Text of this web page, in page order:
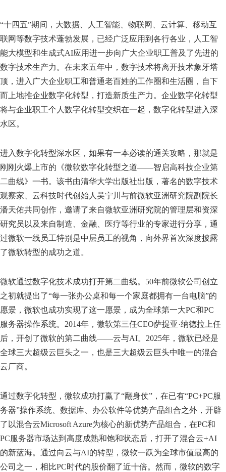
“十四五”期间，大数据、人工智能、物联网、云计算、移动互
联网等数字技术蓬勃发展，已经广泛应用到各行各业，人工智
能大模型和生成式AI应用进一步向广大企业职工普及了先进的
数字技术生产力。在未来五年中，数字技术将离开技术象牙塔
顶，进入广大企业职工和普通老百姓的工作圈和生活圈，自下
而上地推企业数字化转型，打造新质生产力。企业数字化转型
将与企业职工个人数字化转型交织在一起，数字化转型进入深
水区。
进入数字化转型深水区，如果有一本必读的通关攻略，那就是
刚刚火爆上市的《微软数字化转型之道——智启高科技企业第
二曲线》一书。该书由清华大学出版社出版，著名的数字技术
观察家、云科技时代创始人吴宁川与前微软亚洲研究院副院长
潘天佑共同创作，邀请了来自微软亚洲研究院的管理层和资深
研究员以及来自制造、金融、医疗等行业的专家进行分享，通
过微软一线员工特别是中层员工的视角，向外界首次深度披露
了微软转型的成功之道。
微软通过数字化技术成功打开第二曲线。50年前微软公司创立
之初就提出了“每一张办公桌和每一个家庭都拥有一台电脑”的
愿景，微软也成功实现了这一愿景，成为全球第一大PC和PC
服务器操作系统。2014年，微软第三任CEO萨提亚·纳德拉上任
后，开创了微软的第二曲线——云与AI。2025年，微软已经是
全球三大超级云巨头之一，也是三大超级云巨头中唯一的混合
云厂商。
通过数字化转型，微软成功打赢了“翻身仗”，在已有“PC+PC服
务器”操作系统、数据库、办公软件等优势产品组合之外，开辟
了以混合云Microsoft Azure为核心的新优势产品组合，在PC和
PC服务器市场达到高度成熟和饱和状态后，打开了混合云+AI
的新蓝海。通过向云与AI的转型，微软一跃为全球市值最高的
公司之一，相比PC时代的股价翻了近十倍。然而，微软的数字